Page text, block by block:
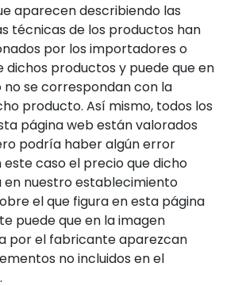
aparecen describiendo las
técnicas de los productos han
por los importadores o
dichos productos y puede que en
se correspondan con la
producto. Así mismo, todos los
página web están valorados
podría haber algún error
este caso el precio que dicho
nuestro establecimiento
el que figura en esta página
puede que en la imagen
por el fabricante aparezcan
no incluidos en el